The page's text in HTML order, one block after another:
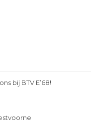
bij BTV E’68!